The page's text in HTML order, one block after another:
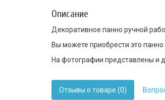
Описание
Декоративное панно ручной
Вы можете приобрести это
На фотографии представлены и
Отзывы о товаре (0)